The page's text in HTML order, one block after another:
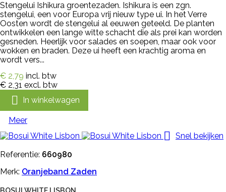
Stengelui Ishikura groentezaden. Ishikura is een zgn.
stengelui, een voor Europa vrij nieuw type ui. In het Verre
Oosten wordt de stengelui al eeuwen geteeld. De planten
ontwikkelen een lange witte schacht die als prei kan worden
gesneden. Heerlijk voor salades en soepen, maar ook voor
wokken en braden. Deze ui heeft een krachtig aroma en
wordt vers...
€ 2,79 incl. btw
€ 2,31 excl. btw
 In winkelwagen
Meer

Snel bekijken
Referentie: 660980
Merk: Oranjeband Zaden